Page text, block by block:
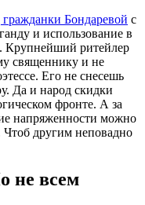
Бондаревой с
и использование в
Крупнейший ритейлер
священнику и не
Его не снесешь
Да и народ скидки
фронте. А за
напряженности можно
Чтоб другим неповадно
не всем